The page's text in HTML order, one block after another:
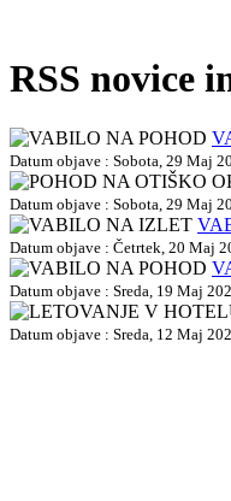
RSS novice
Datum objave : Sobota, 29 Maj
Datum objave : Sobota, 29 Maj
Datum objave : Četrtek, 20 Maj
Datum objave : Sreda, 19 Maj
Datum objave : Sreda, 12 Maj